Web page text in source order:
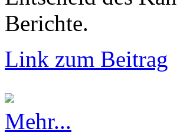
Berichte.
Link zum Beitrag
Mehr...